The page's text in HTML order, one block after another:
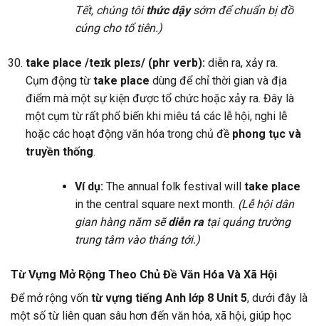
Tết, chúng tôithức dậysớm để chuẩn bị đồ
cúng cho tổ tiên.)
take place /teɪk pleɪs/ (phr verb):diễn ra, xảy ra.
Cụm động từ take place dùng để chỉ thời gian và địa
điểm mà một sự kiện được tổ chức hoặc xảy ra. Đây là
một cụm từ rất phổ biến khi miêu tả các lễ hội, nghi lễ
hoặc các hoạt động văn hóa trong chủ đề phong tục và
truyền thống.
Ví dụ:The annual folk festival will take place
in the central square next month. (Lễ hội dân
gian hàng năm sẽdiễn ratại quảng trường
trung tâm vào tháng tới.)
Từ Vựng Mở Rộng Theo Chủ Đề Văn Hóa Và Xã Hội
Để mở rộng vốn từ vựng tiếng Anh lớp 8 Unit 5, dưới đây là
một số từ liên quan sâu hơn đến văn hóa, xã hội, giúp học